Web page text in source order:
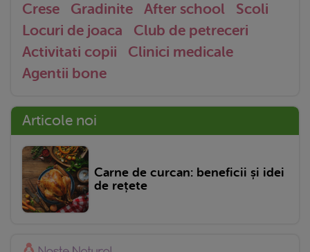
Crese Gradinite After school
Scoli
Locuri de joaca
Club de petreceri
Activitati copii
Clinici medicale
Agentii bone
Articole noi
Carne de curcan: beneficii și idei
de rețete